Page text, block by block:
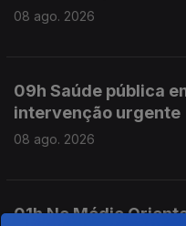
08 ago. 2026
09h Saúde pública
intervenção urgente
08 ago. 2026
01h No Médio